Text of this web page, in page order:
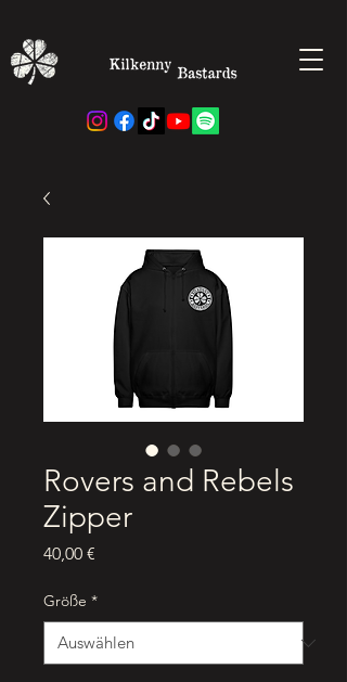
Rovers and Rebels
Zipper
40,00 €
Größe *